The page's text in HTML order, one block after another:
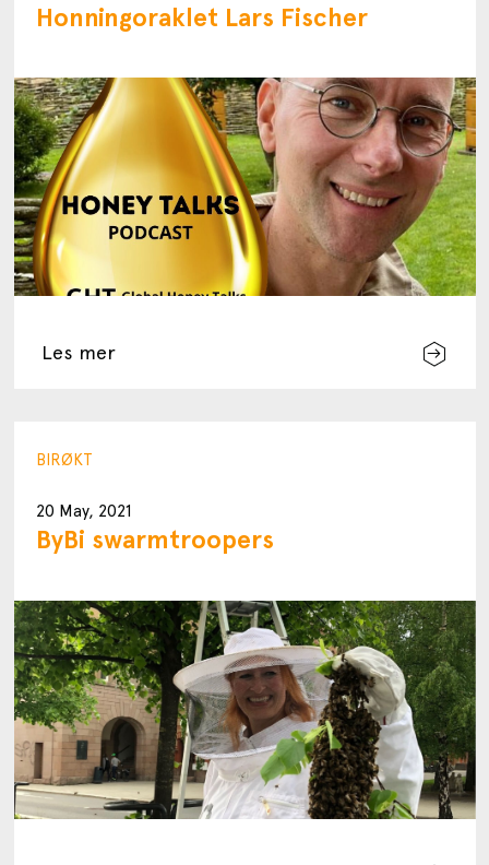
Honningoraklet Lars Fischer
Les mer
BIRØKT
20 May, 2021
ByBi swarmtroopers